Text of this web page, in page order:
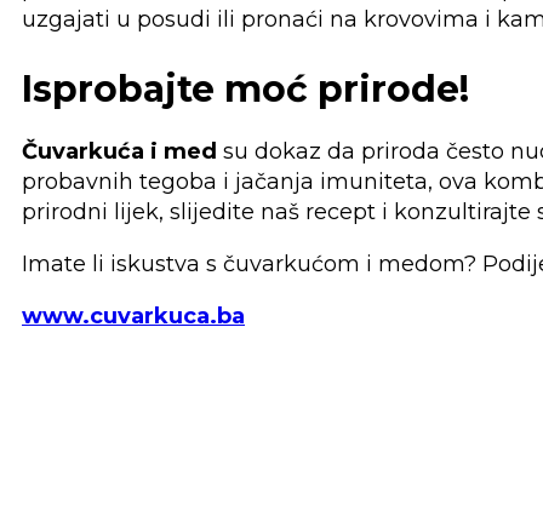
uzgajati u posudi ili pronaći na krovovima i
Isprobajte moć prirode!
Čuvarkuća i med su dokaz da priroda često
probavnih tegoba i jačanja imuniteta, ova
prirodni lijek, slijedite naš recept i konzultirajte
Imate li iskustva s čuvarkućom i medom?
www.cuvarkuca.ba